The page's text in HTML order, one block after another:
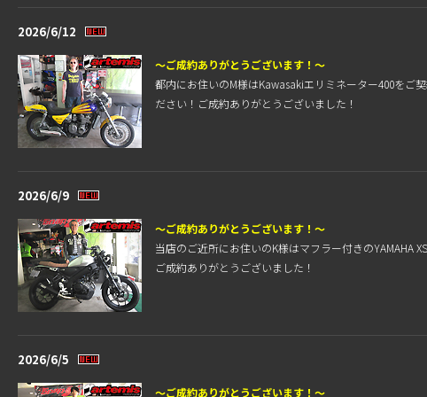
2026/6/12
～ご成約ありがとうございます！～
都内にお住いのM様はKawasakiエリミネーター400をご
ださい！ご成約ありがとうございました！
2026/6/9
～ご成約ありがとうございます！～
当店のご近所にお住いのK様はマフラー付きのYAMAHA
ご成約ありがとうございました！
2026/6/5
～ご成約ありがとうございます！～